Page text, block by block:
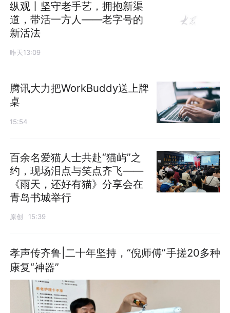
纵观丨坚守老手艺，拥抱新渠
道，带活一方人——老字号的
新活法
昨天13:09
腾讯大力把WorkBuddy送上牌
桌
15:54
百余名爱猫人士共赴“猫屿”之
约，现场泪点与笑点齐飞——
《雨天，还好有猫》分享会在
青岛书城举行
原创 15:39
孝声传齐鲁|二十年坚持，“倪师傅”手搓20多种
康复“神器”